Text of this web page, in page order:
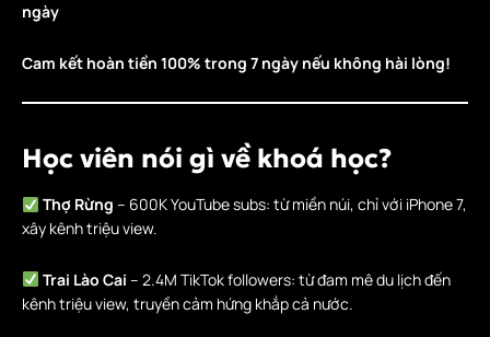
ngày
Cam kết hoàn tiền 100% trong 7 ngày nếu không hài lòng!
Học viên nói gì về khoá học?
Thợ Rừng – 600K YouTube subs: từ miền núi, chỉ với iPhone 7,
xây kênh triệu view.
Trai Lào Cai – 2.4M TikTok followers: từ đam mê du lịch đến
kênh triệu view, truyền cảm hứng khắp cả nước.